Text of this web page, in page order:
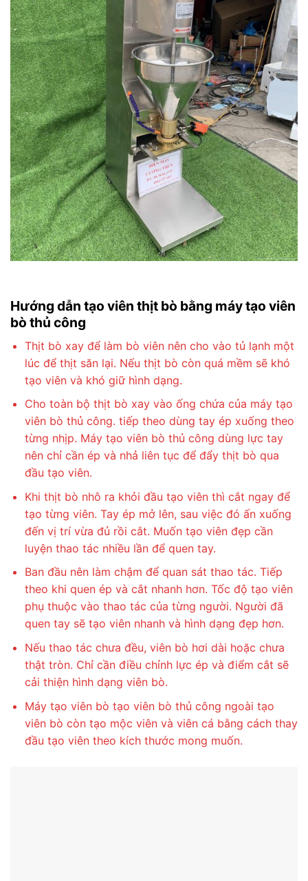
Hướng dẫn tạo viên thịt bò bằng máy tạo viên
bò thủ công
Thịt bò xay để làm bò viên nên cho vào tủ lạnh một
lúc để thịt săn lại. Nếu thịt bò còn quá mềm sẽ khó
tạo viên và khó giữ hình dạng.
Cho toàn bộ thịt bò xay vào ống chứa của máy tạo
viên bò thủ công. tiếp theo dùng tay ép xuống theo
từng nhịp. Máy tạo viên bò thủ công dùng lực tay
nên chỉ cần ép và nhả liên tục để đẩy thịt bò qua
đầu tạo viên.
Khi thịt bò nhô ra khỏi đầu tạo viên thì cắt ngay để
tạo từng viên. Tay ép mở lên, sau việc đó ấn xuống
đến vị trí vừa đủ rồi cắt. Muốn tạo viên đẹp cần
luyện thao tác nhiều lần để quen tay.
Ban đầu nên làm chậm để quan sát thao tác. Tiếp
theo khi quen ép và cắt nhanh hơn. Tốc độ tạo viên
phụ thuộc vào thao tác của từng người. Người đã
quen tay sẽ tạo viên nhanh và hình dạng đẹp hơn.
Nếu thao tác chưa đều, viên bò hơi dài hoặc chưa
thật tròn. Chỉ cần điều chỉnh lực ép và điểm cắt sẽ
cải thiện hình dạng viên bò.
Máy tạo viên bò tạo viên bò thủ công ngoài tạo
viên bò còn tạo mộc viên và viên cá bằng cách thay
đầu tạo viên theo kích thước mong muốn.